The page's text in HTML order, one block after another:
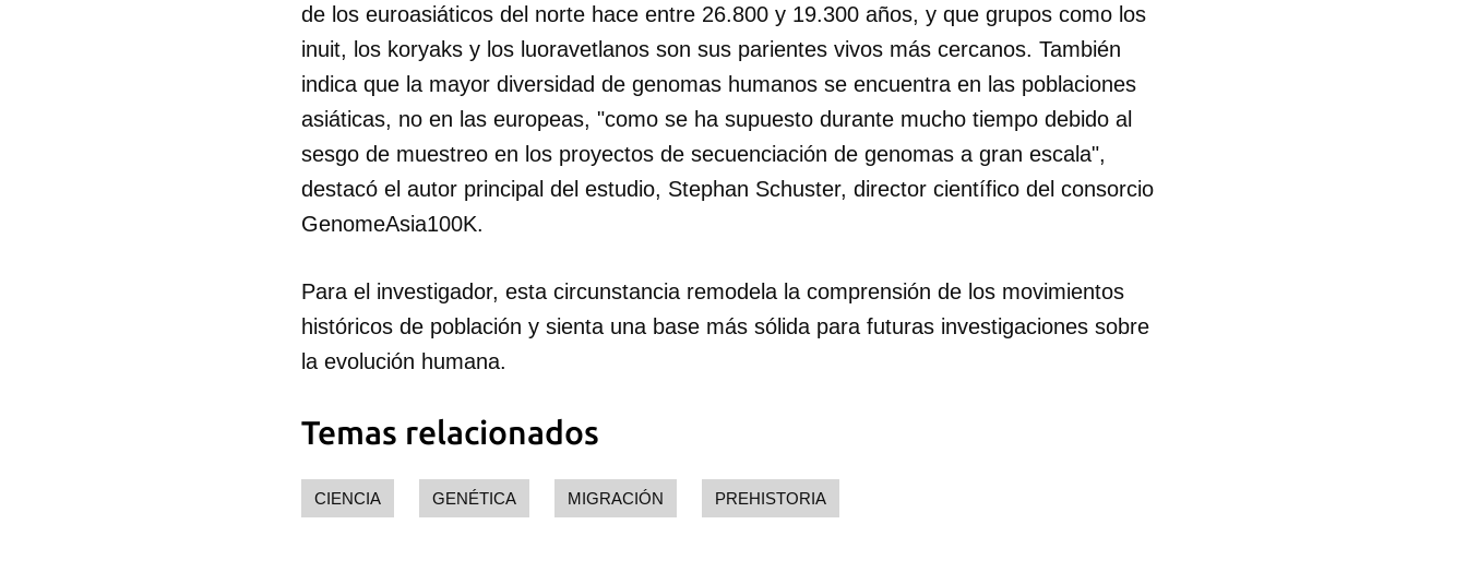
de los euroasiáticos del norte hace entre 26.800 y 19.300 años, y que grupos como los
inuit, los koryaks y los luoravetlanos son sus parientes vivos más cercanos. También
indica que la mayor diversidad de genomas humanos se encuentra en las poblaciones
asiáticas, no en las europeas, "como se ha supuesto durante mucho tiempo debido al
sesgo de muestreo en los proyectos de secuenciación de genomas a gran escala",
destacó el autor principal del estudio, Stephan Schuster, director científico del consorcio
GenomeAsia100K.
Para el investigador, esta circunstancia remodela la comprensión de los movimientos
históricos de población y sienta una base más sólida para futuras investigaciones sobre
la evolución humana.
Temas relacionados
CIENCIA GENÉTICA MIGRACIÓN PREHISTORIA